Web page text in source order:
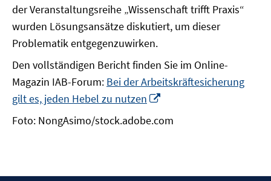
der Veranstaltungsreihe „Wissenschaft trifft Praxis“
wurden Lösungsansätze diskutiert, um dieser
Problematik entgegenzuwirken.
Den vollständigen Bericht finden Sie im Online-
Magazin IAB-Forum: Bei der Arbeitskräftesicherung
gilt es, jeden Hebel zu nutzen
Fenster
Foto: NongAsimo/stock.adobe.com